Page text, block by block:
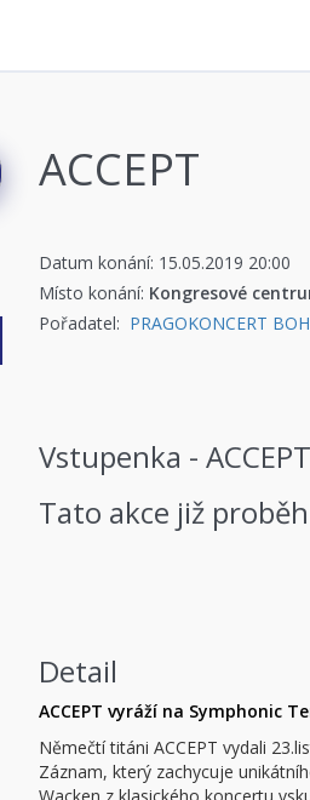
ACCEPT
Datum konání: 15.05.2019 20:00
Místo konání: Kongresové
Pořadatel: PRAGOKONCERT
Vstupenka - ACCEPT
Tato akce již
Detail
ACCEPT vyráží na Symphonic
Němečtí titáni ACCEPT vydali
Záznam, který zachycuje